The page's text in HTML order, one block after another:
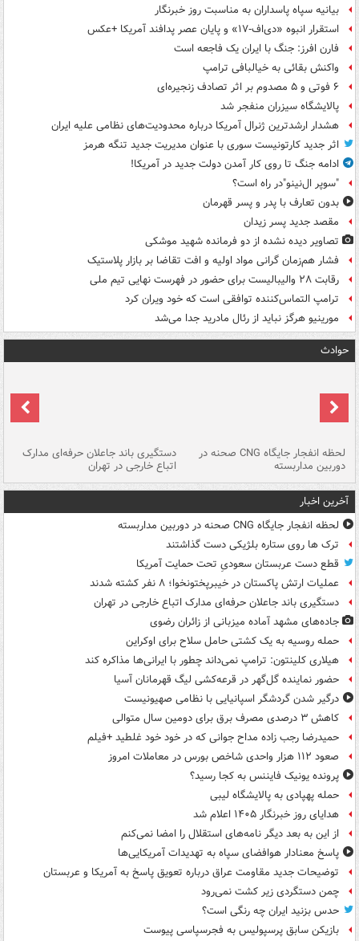
بیانیه سپاه پاسداران به مناسبت روز خبرنگار
استقرار انبوه «دی‌اف‑۱۷» و پایان عصر پدافند آمریکا +عکس
فارن افرز: جنگ با ایران یک فاجعه است
واکنش بقائی به خیالبافی ترامپ
۶ فوتی و ۵ مصدوم بر اثر تصادف زنجیره‌ای
پالایشگاه سیزران منفجر شد
هشدار ارشدترین ژنرال آمریکا درباره محدودیت‌های نظامی علیه ایران
اثر جدید کارتونیست سوری با عنوان مدیریت جدید تنگه هرمز
ادامه جنگ تا روی کار آمدن دولت جدید در آمریکا!
"سوپر ال‌نینو"در راه است؟
بدون تعارف با پدر و پسر قهرمان
مقصد جدید پسر زیدان
تصاویر دیده‌ نشده از دو فرمانده شهید موشکی
فشار هم‌زمان گرانی مواد اولیه و افت تقاضا بر بازار پلاستیک
رقابت ۲۸ والیبالیست برای حضور در فهرست نهایی تیم ملی
ترامپ التماس‌کننده توافقی است که خود ویران کرد
مورینیو هرگز نباید از رئال مادرید جدا می‌شد
حوادث
لحظه انفجار جایگاه CNG صحنه در
دوربین مداربسته
دستگیری باند جاعلان حرفه‌ای مدارک
اتباع خارجی در تهران
آخرین اخبار
لحظه انفجار جایگاه CNG صحنه در دوربین مداربسته
ترک ها روی ستاره بلژیکی دست گذاشتند
قطع دست عربستان سعودیِ تحت حمایت آمریکا
عملیات ارتش پاکستان در خیبرپختونخوا؛ ۸ نفر کشته شدند
دستگیری باند جاعلان حرفه‌ای مدارک اتباع خارجی در تهران
جاده‌های مشهد آماده میزبانی از زائران رضوی
حمله روسیه به یک کشتی حامل سلاح برای اوکراین
هیلاری کلینتون: ترامپ نمی‌داند چطور با ایرانی‌ها مذاکره کند
حضور نماینده گل‌گهر در قرعه‌کشی لیگ قهرمانان آسیا
درگیر شدن گردشگر اسپانیایی با نظامی صهیونیست
کاهش ۳ درصدی مصرف برق برای دومین سال متوالی
حمیدرضا رجب زاده مداح جوانی که در خود خود غلطید +فیلم
صعود ۱۱۲ هزار واحدی شاخص بورس در معاملات امروز
پرونده یونیک فایننس به کجا رسید؟
حمله پهپادی به پالایشگاه لیبی
هدایای روز خبرنگار ۱۴۰۵ اعلام شد
از این به بعد دیگر نامه‌های استقلال را امضا نمی‌کنم
پاسخ معنادار هوافضای سپاه به تهدیدات آمریکایی‌ها
توضیحات جدید مقاومت عراق درباره تعویق پاسخ به آمریکا و عربستان
چمن دستگردی زیر کشت نمی‌رود
حدس بزنید ایران چه رنگی است؟
بازیکن سابق پرسپولیس به فجرسپاسی پیوست